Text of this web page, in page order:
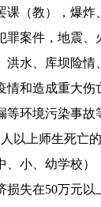
课（教），爆炸
罪案件，地震、
洪水、库坝险情
情和造成重大伤
等环境污染事故
以上师生死亡
、小、幼学校）
损失在50万元以